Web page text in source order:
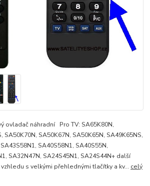
ovladač náhradní Pro TV: SA65K80N,
SA50K70N, SA50K67N, SA50K65N, SA49K65NS,
SA40S58N1, SA40S55N,
SA32N47N, SA24S45N1, SA24S44N+ další
s velkými přehlednými tlačítky a kv... celý